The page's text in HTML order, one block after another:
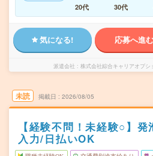
20代
30代
気になる! 応募へ進む
派遣会社 株式会社綜合キャリアオプ
未読 掲載日 2026/08/05
【経験不問！未経験○】
入力/日払いOK